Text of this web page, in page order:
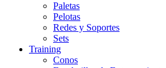
Paletas
Pelotas
Redes y Soportes
Sets
Training
Conos